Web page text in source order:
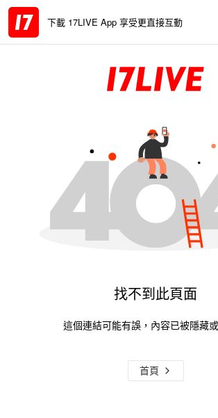
下載 17LIVE App 享受更直接互動
找不到此頁面
這個連結可能有誤，內容已被隱藏
首頁